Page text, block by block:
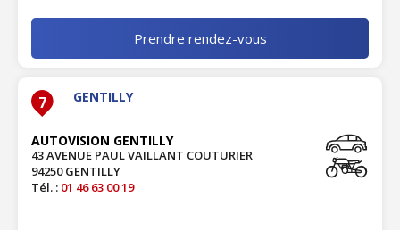
Prendre rendez-vous
7 GENTILLY
AUTOVISION GENTILLY
43 AVENUE PAUL VAILLANT COUTURIER
94250 GENTILLY
Tél. : 01 46 63 00 19